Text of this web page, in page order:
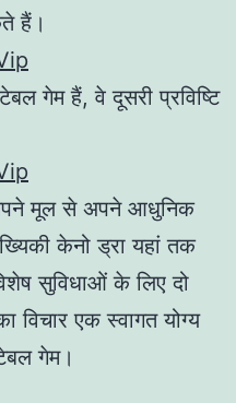
हैं।
गेम हैं, वे दूसरी प्रविष्टि
मूल से अपने आधुनिक
केनो ड्रा यहां तक
सुविधाओं के लिए दो
विचार एक स्वागत योग्य
गेम।